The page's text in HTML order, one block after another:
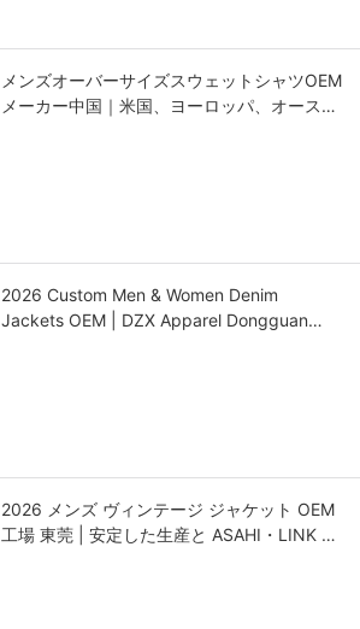
メンズオーバーサイズスウェットシャツOEM
メーカー中国｜米国、ヨーロッパ、オースト
2026 Custom Men & Women Denim
Jackets OEM | DZX Apparel Dongguan
2026 メンズ ヴィンテージ ジャケット OEM
工場 東莞 | 安定した生産と ASAHI・LINK 品